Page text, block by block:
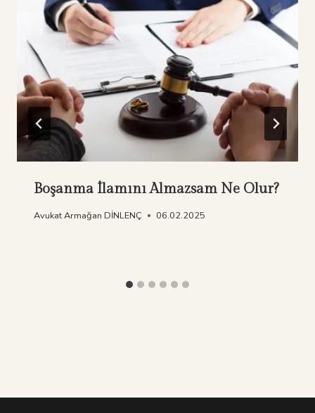
Boşanma İlamını Almazsam Ne Olur?
Avukat Armağan DİNLENÇ 06.02.2025